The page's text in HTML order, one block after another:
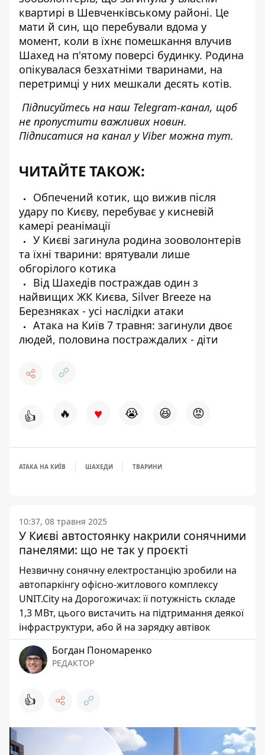
квартирі в Шевченківському районі. Це
мати й син, що перебували вдома у
момент, коли в їхнє помешкання влучив
Шахед на п'ятому поверсі будинку. Родина
опікувалася безхатніми тваринами, на
перетримці у них мешкали десять котів.
Підписуйтесь на наш Telegram-канал, щоб
не пропустити важливих новин.
Підписатися на канал у Viber можна тут.
ЧИТАЙТЕ ТАКОЖ:
Обпечений котик, що вижив після
удару по Києву, перебуває у кисневій
камері реанімації
У Києві загинула родина зооволонтерів
та їхні тварини: врятували лише
обгорілого котика
Від Шахедів постраждав один з
найвищих ЖК Києва, Silver Breeze на
Березняках - усі наслідки атаки
Атака на Київ 7 травня: загинули двоє
людей, половина постраждалих - діти
👍 🔥 ♥ 😭 😆 😡
АТАКА НА КИЇВ ШАХЕДИ ТВАРИНИ
10:37, 08 травня 2025
У Києві автостоянку накрили сонячними
панелями: що не так у проєкті
Незвичну сонячну електростанцію зробили на
автопаркінгу офісно-житлового комплексу
UNIT.City на Дорогожичах: її потужність складе
1,3 МВт, цього вистачить на підтримання деякої
інфраструктури, або й на зарядку автівок
Богдан Пономаренко
РЕДАКТОР
👍